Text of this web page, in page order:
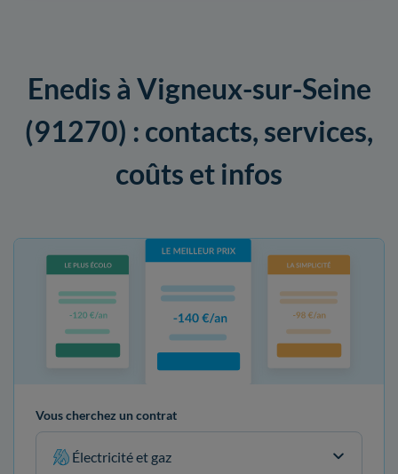
Enedis à Vigneux-sur-Seine
(91270) : contacts, services,
coûts et infos
Vous cherchez un contrat
Électricité et gaz